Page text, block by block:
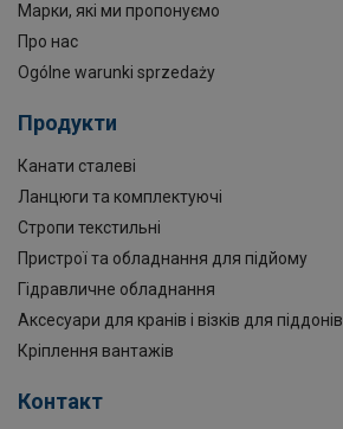
Марки, які ми пропонуємо
Про нас
Ogólne warunki sprzedaży
Продукти
Канати сталеві
Ланцюги та комплектуючі
Стропи текстильні
Пристрої та обладнання для підйому
Гідравличне обладнання
Аксесуари для кранів і візків для піддонів
Кріплення вантажів
Контакт